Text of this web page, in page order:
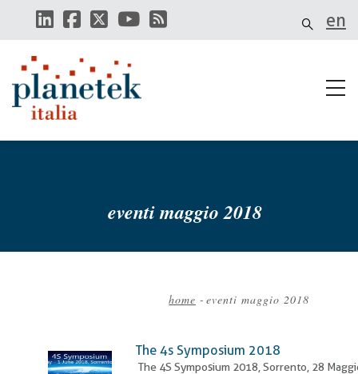
contenuto
en
eventi maggio 2018
pane
home - eventi maggio 2018
The 4s Symposium 2018
The 4S Symposium 2018, Sorrento, 28